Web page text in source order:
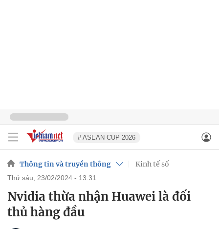
# ASEAN CUP 2026
Thông tin và truyền thông Kinh tế số
thứ sáu, 23/02/2024 - 13:31
Nvidia thừa nhận Huawei là đối
thủ hàng đầu